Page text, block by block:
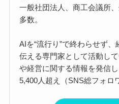
一般社団法人、商工会議所
多数。
AIを“流行り”で終わらせず
伝える専門家として活動し
や経営に関する情報を発信
5,400人超え（SNS総フォロ